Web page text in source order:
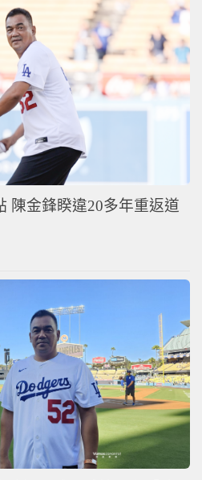
陳金鋒睽違20多年重返道